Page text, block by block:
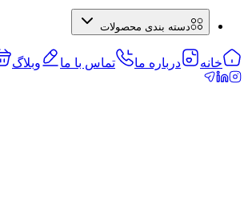
دسته بندی محصولات
خانه درباره ما تماس با ما وبلاگ